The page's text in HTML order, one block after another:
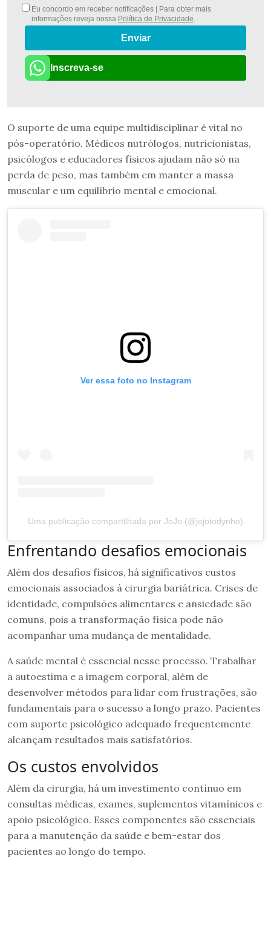
Eu concordo em receber notificações | Para obter mais
informações reveja nossa Política de Privacidade
Enviar
Inscreva-se
O suporte de uma equipe multidisciplinar é vital no
pós-operatório. Médicos nutrólogos, nutricionistas,
psicólogos e educadores físicos ajudam não só na
perda de peso, mas também em manter a massa
muscular e um equilíbrio mental e emocional.
Ver essa foto no Instagram
Uma publicação compartilhada por JoJo (@jojotodynho)
Enfrentando desafios emocionais
Além dos desafios físicos, há significativos custos
emocionais associados à cirurgia bariátrica. Crises de
identidade, compulsões alimentares e ansiedade são
comuns, pois a transformação física pode não
acompanhar uma mudança de mentalidade.
A saúde mental é essencial nesse processo. Trabalhar
a autoestima e a imagem corporal, além de
desenvolver métodos para lidar com frustrações, são
fundamentais para o sucesso a longo prazo. Pacientes
com suporte psicológico adequado frequentemente
alcançam resultados mais satisfatórios.
Os custos envolvidos
Além da cirurgia, há um investimento contínuo em
consultas médicas, exames, suplementos vitamínicos e
apoio psicológico. Esses componentes são essenciais
para a manutenção da saúde e bem-estar dos
pacientes ao longo do tempo.